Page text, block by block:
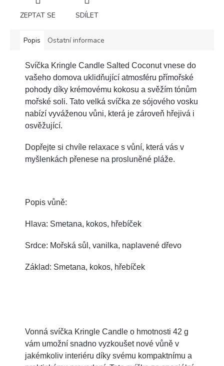
ZEPTAT SE SDÍLET
Popis Ostatní informace
Svíčka Kringle Candle Salted Coconut vnese do
vašeho domova uklidňující atmosféru přímořské
pohody díky krémovému kokosu a svěžím tónům
mořské soli. Tato velká svíčka ze sójového vosku
nabízí vyváženou vůni, která je zároveň hřejivá i
osvěžující.
Dopřejte si chvíle relaxace s vůní, která vás v
myšlenkách přenese na prosluněné pláže.
Popis vůně:
Hlava: Smetana, kokos, hřebíček
Srdce: Mořská sůl, vanilka, naplavené dřevo
Základ: Smetana, kokos, hřebíček
Vonná svíčka Kringle Candle o hmotnosti 42 g
vám umožní snadno vyzkoušet nové vůně v
jakémkoliv interiéru díky svému kompaktnímu a